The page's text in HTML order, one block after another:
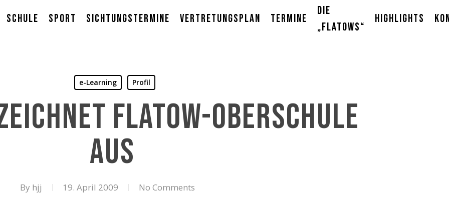
Schule Sport Sichtungstermine Vertretungsplan Termine
Die
„Flatows“
Highlights
e-Learning Profil
zeichnet Flatow-Oberschule
aus
By hjj 19. April 2009 No Comments